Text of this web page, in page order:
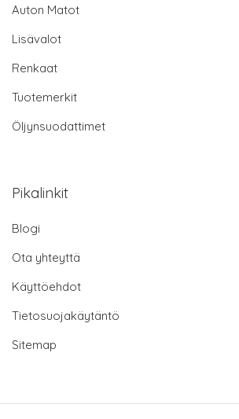
Auton Matot
Lisävalot
Renkaat
Tuotemerkit
Öljynsuodattimet
Pikalinkit
Blogi
Ota yhteyttä
Käyttöehdot
Tietosuojakäytäntö
Sitemap